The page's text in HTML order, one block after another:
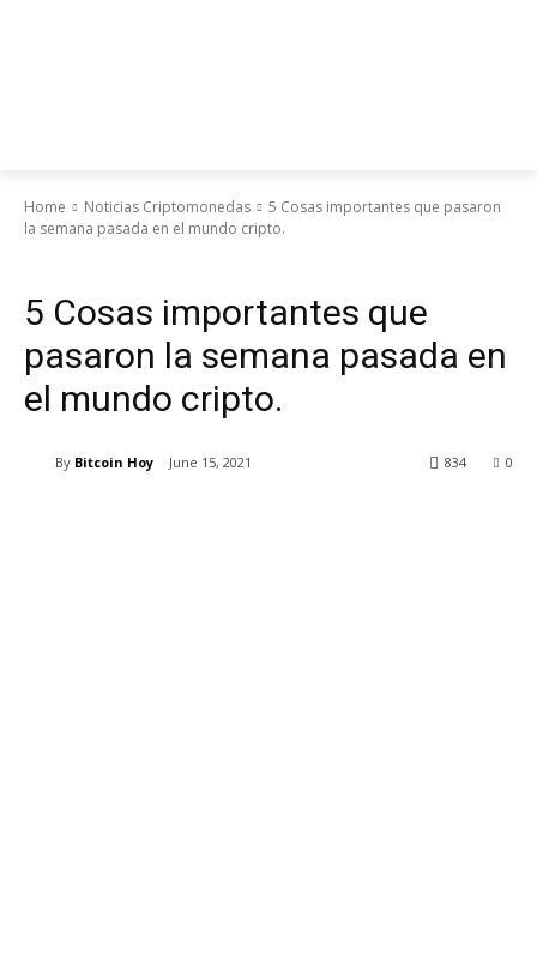
Home Noticias Criptomonedas
5 Cosas importantes que pasaron
la semana pasada en el mundo cripto.
5 Cosas importantes que
pasaron la semana pasada en
el mundo cripto.
By Bitcoin Hoy June 15, 2021 0
834